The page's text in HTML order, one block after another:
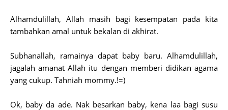
Alhamdulillah, Allah masih bagi kesempatan pada kita
tambahkan amal untuk bekalan di akhirat.
Subhanallah, ramainya dapat baby baru. Alhamdulillah,
jagalah amanat Allah itu dengan memberi didikan agama
yang cukup. Tahniah mommy.!=)
Ok, baby da ade. Nak besarkan baby, kena laa bagi susu